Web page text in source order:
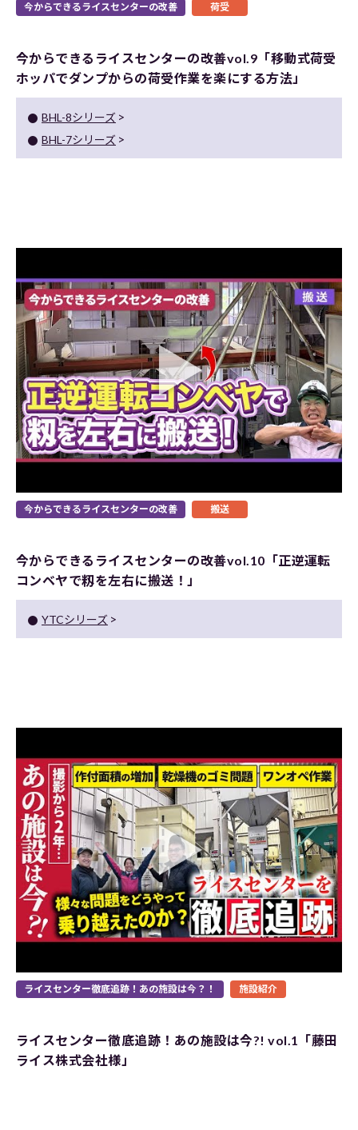
今からできるライスセンターの改善 荷受
今からできるライスセンターの改善vol.9「移動式荷受
ホッパでダンプからの荷受作業を楽にする方法」
BHL-8シリーズ
BHL-7シリーズ
今からできるライスセンターの改善 搬送
今からできるライスセンターの改善vol.10「正逆運転
コンベヤで籾を左右に搬送！」
YTCシリーズ
ライスセンター徹底追跡！あの施設は今？！ 施設紹介
ライスセンター徹底追跡！あの施設は今?! vol.1「藤田
ライス株式会社様」